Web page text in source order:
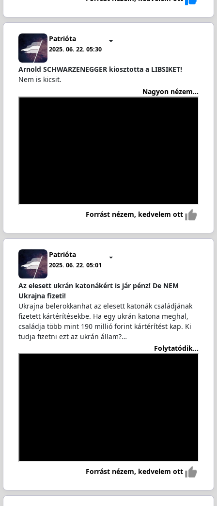
Patrióta
2025. 06. 22. 05:30
Arnold SCHWARZENEGGER kiosztotta a LIBSIKET!
Nem is kicsit.
Nagyon nézem...
Forrást nézem, kedvelem ott
Patrióta
2025. 06. 22. 05:01
Az elesett ukrán katonákért is jár pénz! De NEM
Ukrajna fizeti!
Ukrajna belerokkanhat az elesett katonák családjának
fizetett kártérítésekbe. Ha egy ukrán katona meghal,
családja több mint 190 millió forint kártérítést kap. Ki
tudja fizetni ezt az ukrán állam?…
Folytatódik...
Forrást nézem, kedvelem ott